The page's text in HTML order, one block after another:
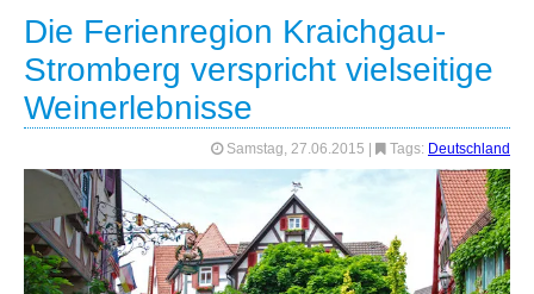
Die Ferienregion Kraichgau-
Stromberg verspricht vielseitige
Weinerlebnisse
Samstag, 27.06.2015 Tags: Deutschland